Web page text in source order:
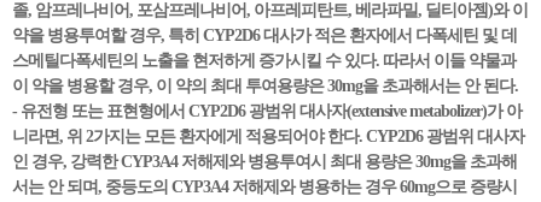
졸, 암프레나비어, 포삼프레나비어, 아프레피탄트, 베라파밀, 딜티아젬)와 이
약을 병용투여할 경우, 특히 CYP2D6 대사가 적은 환자에서 다폭세틴 및 데
스메틸다폭세틴의 노출을 현저하게 증가시킬 수 있다. 따라서 이들 약물과
이 약을 병용할 경우, 이 약의 최대 투여용량은 30mg을 초과해서는 안 된다.
- 유전형 또는 표현형에서 CYP2D6 광범위 대사자(extensive metabolizer)가 아
니라면, 위 2가지는 모든 환자에게 적용되어야 한다. CYP2D6 광범위 대사자
인 경우, 강력한 CYP3A4 저해제와 병용투여시 최대 용량은 30mg을 초과해
서는 안 되며, 중등도의 CYP3A4 저해제와 병용하는 경우 60mg으로 증량시